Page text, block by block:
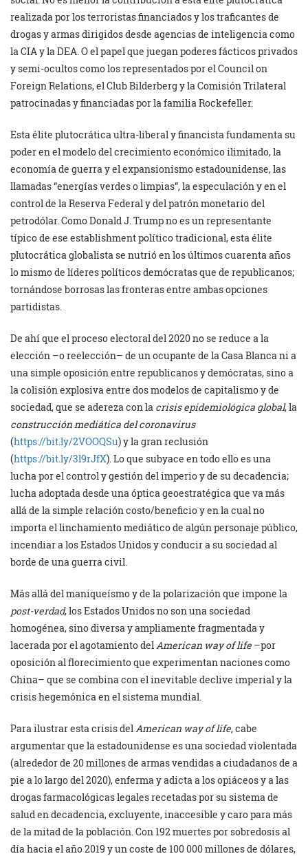
realizada por los terroristas financiados y los traficantes de
drogas y armas dirigidos desde agencias de inteligencia como
la CIA y la DEA. O el papel que juegan poderes fácticos privados
y semi-ocultos como los representados por el Council on
Foreign Relations, el Club Bilderberg y la Comisión Trilateral
patrocinadas y financiadas por la familia Rockefeller.
Esta élite plutocrática ultra-liberal y financista fundamenta su
poder en el modelo del crecimiento económico ilimitado, la
economía de guerra y el expansionismo estadounidense, las
llamadas “energías verdes o limpias”, la especulación y en el
control de la Reserva Federal y del patrón monetario del
petrodólar. Como Donald J. Trump no es un representante
típico de ese establishment político tradicional, esta élite
plutocrática globalista se nutrió en los últimos cuarenta años
lo mismo de líderes políticos demócratas que de republicanos;
tornándose borrosas las fronteras entre ambas opciones
partidistas.
De ahí que el proceso electoral del 2020 no se reduce a la
elección –o reelección– de un ocupante de la Casa Blanca ni a
una simple oposición entre republicanos y demócratas, sino a
la colisión explosiva entre dos modelos de capitalismo y de
sociedad, que se adereza con la crisis epidemiológica global, la
construcción mediática del coronavirus
(https://bit.ly/2VOOQSu) y la gran reclusión
(https://bit.ly/3l9rJfX). Lo que subyace en todo ello es una
lucha por el control y gestión del imperio y de su decadencia;
lucha adoptada desde una óptica geoestratégica que va más
allá de la simple relación costo/beneficio y en la cual no
importa el linchamiento mediático de algún personaje público,
incendiar a los Estados Unidos y conducir a su sociedad al
borde de una guerra civil.
Más allá del maniqueísmo y de la polarización que impone la
post-verdad, los Estados Unidos no son una sociedad
homogénea, sino diversa y ampliamente fragmentada y
lacerada por el agotamiento delAmerican way of life –por
oposición al florecimiento que experimentan naciones como
China– que se combina con el inevitable declive imperial y la
crisis hegemónica en el sistema mundial.
Para ilustrar esta crisis delAmerican way of life, cabe
argumentar que la estadounidense es una sociedad violentada
(alrededor de 20 millones de armas vendidas a ciudadanos de a
pie a lo largo del 2020), enferma y adicta a los opiáceos y a las
drogas farmacológicas legales recetadas por su sistema de
salud en decadencia, excluyente, inaccesible y caro para más
de la mitad de la población. Con 192 muertes por sobredosis al
día hacia el año 2019 y un coste de 100 000 millones de dólares,